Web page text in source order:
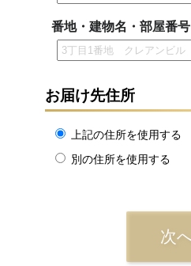
番地・建物名・部屋番号
お届け先住所
上記の住所を使用する
別の住所を使用する